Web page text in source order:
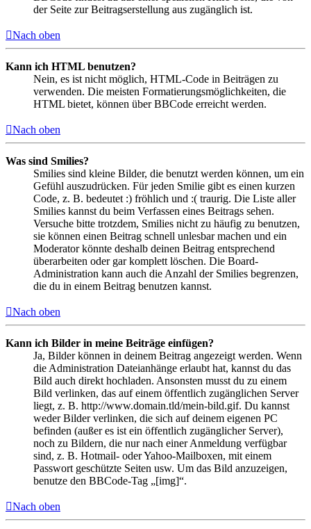
der Seite zur Beitragserstellung aus zugänglich ist.
Nach oben
Kann ich HTML benutzen?
Nein, es ist nicht möglich, HTML-Code in Beiträgen zu
verwenden. Die meisten Formatierungsmöglichkeiten, die
HTML bietet, können über BBCode erreicht werden.
Nach oben
Was sind Smilies?
Smilies sind kleine Bilder, die benutzt werden können, um ein
Gefühl auszudrücken. Für jeden Smilie gibt es einen kurzen
Code, z. B. bedeutet :) fröhlich und :( traurig. Die Liste aller
Smilies kannst du beim Verfassen eines Beitrags sehen.
Versuche bitte trotzdem, Smilies nicht zu häufig zu benutzen,
sie können einen Beitrag schnell unlesbar machen und ein
Moderator könnte deshalb deinen Beitrag entsprechend
überarbeiten oder gar komplett löschen. Die Board-
Administration kann auch die Anzahl der Smilies begrenzen,
die du in einem Beitrag benutzen kannst.
Nach oben
Kann ich Bilder in meine Beiträge einfügen?
Ja, Bilder können in deinem Beitrag angezeigt werden. Wenn
die Administration Dateianhänge erlaubt hat, kannst du das
Bild auch direkt hochladen. Ansonsten musst du zu einem
Bild verlinken, das auf einem öffentlich zugänglichen Server
liegt, z. B. http://www.domain.tld/mein-bild.gif. Du kannst
weder Bilder verlinken, die sich auf deinem eigenen PC
befinden (außer es ist ein öffentlich zugänglicher Server),
noch zu Bildern, die nur nach einer Anmeldung verfügbar
sind, z. B. Hotmail- oder Yahoo-Mailboxen, mit einem
Passwort geschützte Seiten usw. Um das Bild anzuzeigen,
benutze den BBCode-Tag „[img]“.
Nach oben